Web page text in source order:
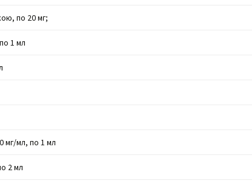
по 20 мг;
1 мл
мг/мл, по 1 мл
2 мл